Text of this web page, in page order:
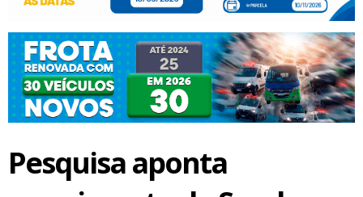
Pesquisa aponta